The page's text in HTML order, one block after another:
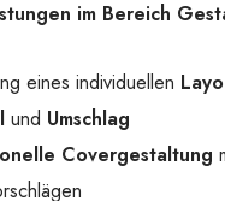
im Bereich
eines individuellen
und Umschlag
Covergestaltung